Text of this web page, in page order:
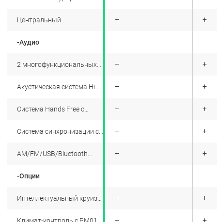
Центральный
с подстаканником
-Аудио
2 многофункциональных
Акустическая система Hi-
Система Hands Free с
Система синхронизации со
AM/FM/USB/Bluetooth
-Опции
Интеллектуальный круиз-
+
+
+
+
+
+
+
+
+
+
+
+
+
+
+
+
+
+
+
+
+